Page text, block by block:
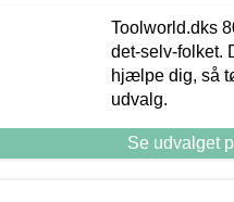
Toolworld.dks
det-selv-folket.
hjælpe dig, så
udvalg.
Se udvalget